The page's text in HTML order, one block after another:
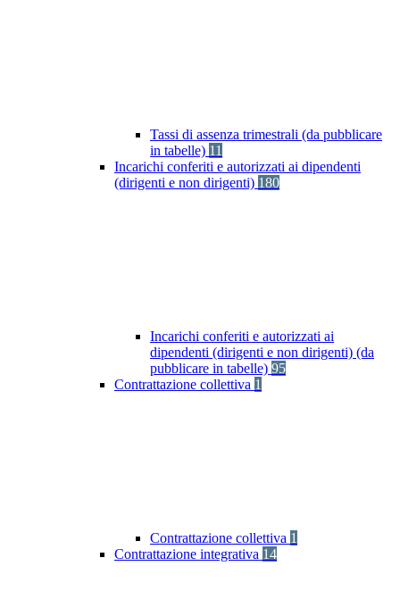
Tassi di assenza trimestrali (da pubblicare
in tabelle) 11
Incarichi conferiti e autorizzati ai dipendenti
(dirigenti e non dirigenti) 180
Incarichi conferiti e autorizzati ai
dipendenti (dirigenti e non dirigenti) (da
pubblicare in tabelle) 95
Contrattazione collettiva 1
Contrattazione collettiva 1
Contrattazione integrativa 14